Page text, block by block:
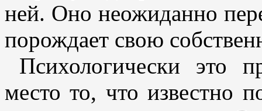
ней. Оно неожиданно
порождает свою
Психологически это
место то, что известно